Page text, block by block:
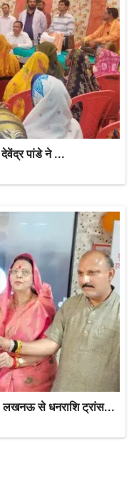
पांडे ने ...
लखनऊ से धनराशि ट्रांस...